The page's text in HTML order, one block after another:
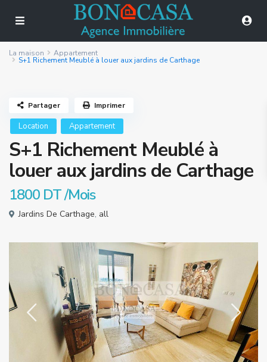
La maison Appartement
S+1 Richement Meublé à louer aux jardins de Carthage
Location Appartement
S+1 Richement Meublé à
louer aux jardins de Carthage
1800 DT/Mois
Jardins De Carthage, all
Partager Imprimer